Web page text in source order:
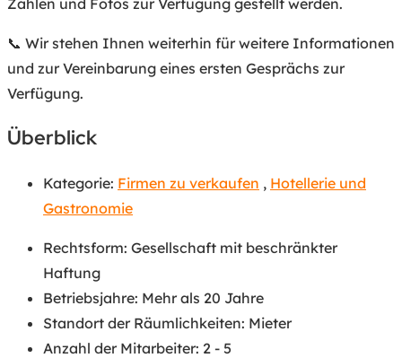
📞 Wir stehen Ihnen weiterhin für weitere Informationen
und zur Vereinbarung eines ersten Gesprächs zur
Verfügung.
Überblick
Kategorie: Firmen zu verkaufen , Hotellerie und
Gastronomie
Rechtsform: Gesellschaft mit beschränkter
Haftung
Betriebsjahre: Mehr als 20 Jahre
Standort der Räumlichkeiten: Mieter
Anzahl der Mitarbeiter: 2 - 5